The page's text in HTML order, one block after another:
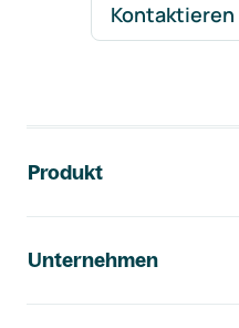
Kontaktieren
Produkt
Unternehmen